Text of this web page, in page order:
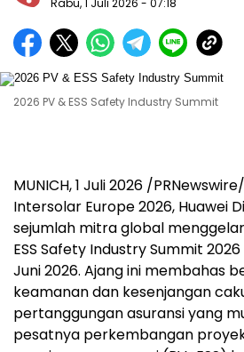
Rabu, 1 Juli 2026 - 07:18
2026 PV & ESS Safety Industry Summit
MUNICH, 1 Juli 2026 /
Intersolar Europe 2026, Huawei
sejumlah mitra global
ESS Safety Industry Summit
Juni 2026. Ajang ini membahas
keamanan dan kesenjangan
pertanggungan asuransi yang
pesatnya perkembangan